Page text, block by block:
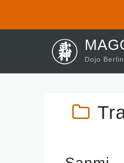
Dojo Berlin